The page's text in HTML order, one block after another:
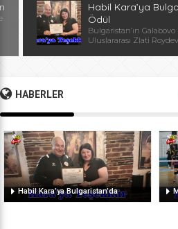
Habil Kara’ya
Ödül
Bulgaristan’ın
Uluslararası Zlati
Federasyonu Başkanı,
Şampiyonu, olimpiyat
HABERLER
Habil Kara’ya Bulgaristan’da